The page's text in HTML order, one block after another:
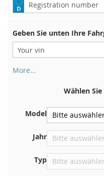
Geben Sie unten Ihre
More...
Auf der Bodenplatte
Zentrieren Sie es an
Direkt im Motorraum
Armaturenbrett
Wählen
Model
Jahr
Typ